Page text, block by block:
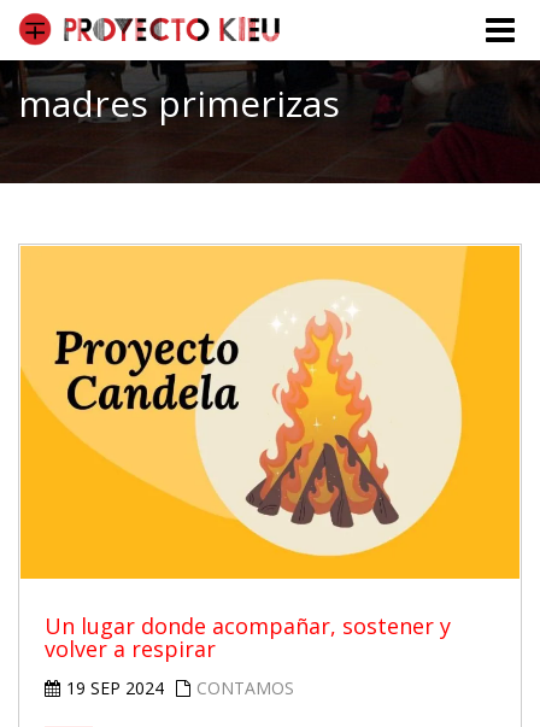
Toggle
madres primerizas
Un lugar donde acompañar, sostener y
volver a respirar
19 SEP 2024 CONTAMOS